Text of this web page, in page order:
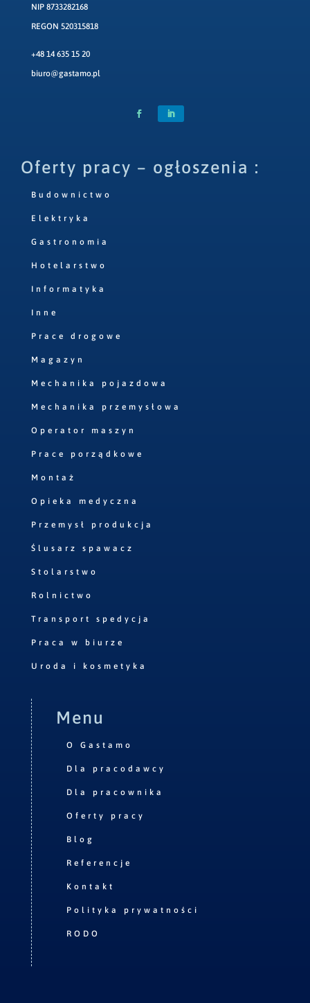
NIP 8733282168
REGON 520315818
+48 14 635 15 20
biuro@gastamo.pl
Oferty pracy – ogłoszenia :
Budownictwo
Elektryka
Gastronomia
Hotelarstwo
Informatyka
Inne
Prace drogowe
Magazyn
Mechanika pojazdowa
Mechanika przemysłowa
Operator maszyn
Prace porządkowe
Montaż
Opieka medyczna
Przemysł produkcja
Ślusarz spawacz
Stolarstwo
Rolnictwo
Transport spedycja
Praca w biurze
Uroda i kosmetyka
Menu
O Gastamo
Dla pracodawcy
Dla pracownika
Oferty pracy
Blog
Referencje
Kontakt
Polityka prywatności
RODO